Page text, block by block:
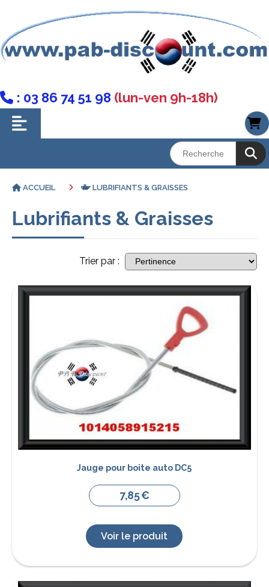
 : 03 86 74 51 98 (lun-ven 9h-18h)
ACCUEIL LUBRIFIANTS & GRAISSES
Lubrifiants & Graisses
Trier par :
Jauge pour boite auto DC5
7,85€
Voir le produit